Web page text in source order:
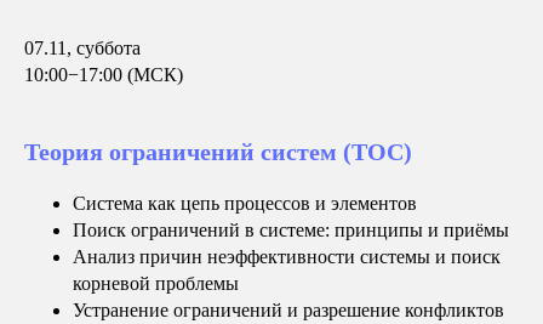
07.11, суббота
10:00−17:00 (МСК)
Теория ограничений систем (ТОС)
Система как цепь процессов и элементов
Поиск ограничений в системе: принципы и приёмы
Анализ причин неэффективности системы и поиск
корневой проблемы
Устранение ограничений и разрешение конфликтов